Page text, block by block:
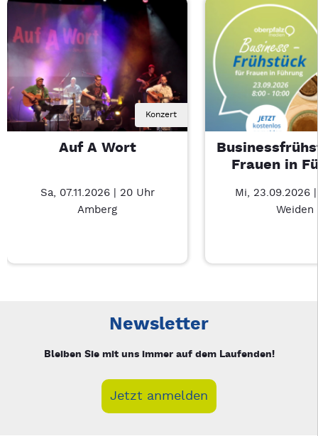
Konzert
Auf A Wort
Sa, 07.11.2026 | 20 Uhr
Amberg
Frauen in
Mi, 23.09.2026
Weiden
Newsletter
Bleiben Sie mit uns immer auf dem Laufenden!
Jetzt anmelden